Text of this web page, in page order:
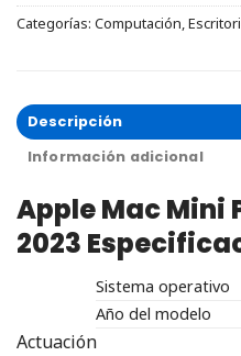
Categorías: Computación,
Descripción
Información adicional
Apple Mac Mini
2023
Sistema operativo
Año del modelo
Actuación